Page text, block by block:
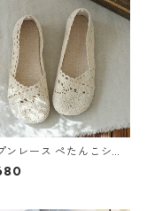
ンレース ぺたんこシュ
Y 260097